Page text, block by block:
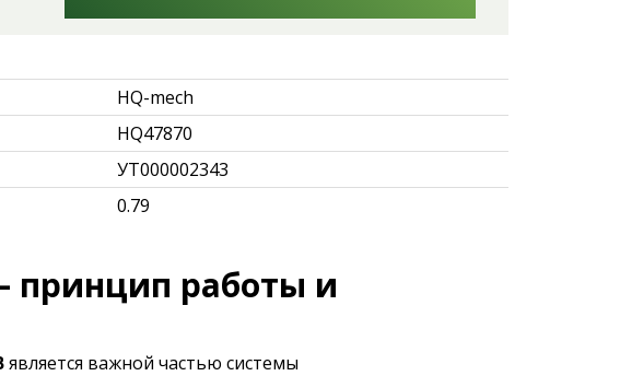
HQ-mech
HQ47870
УТ000002343
0.79
работы и
является важной частью системы